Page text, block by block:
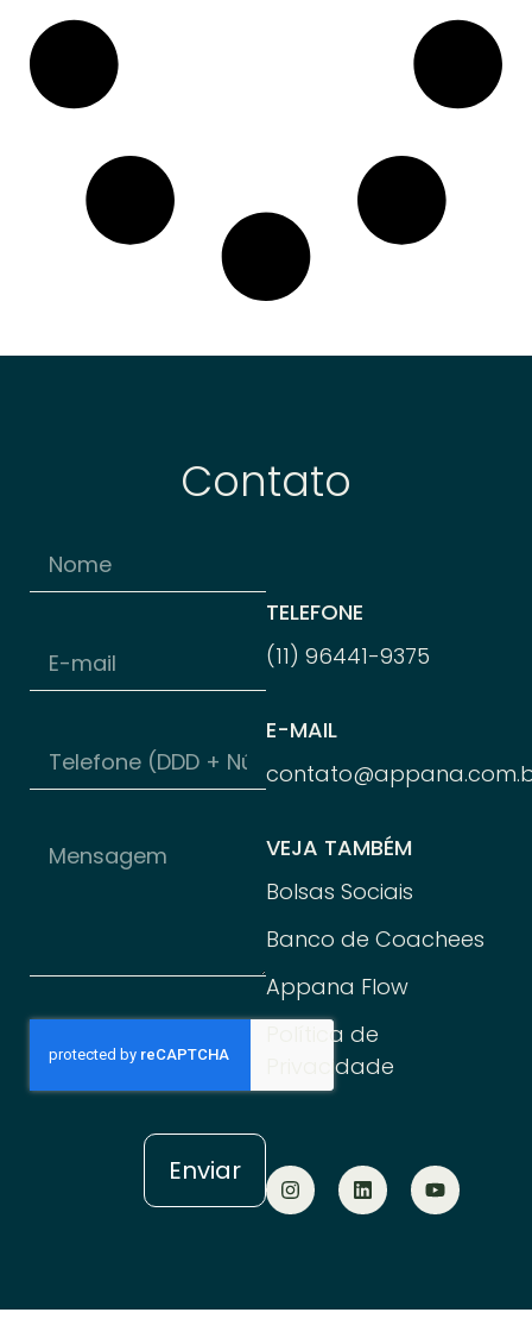
Contato
Enviar
TELEFONE
(11) 96441-9375
E-MAIL
VEJA TAMBÉM
Bolsas Sociais
Banco de Coachees
Appana Flow
Política de
Privacidade